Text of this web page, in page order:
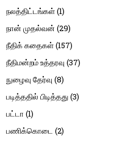
நலத்திட்டங்கள்(1)
நான் முதல்வன் (29)
நீதிக் கதைகள்(157)
நீதிமன்றம் உத்தரவு (37)
நுழைவு தேர்வு (8)
படித்ததில் பிடித்தது(3)
பட்டா (1)
பணிக்கொடை (2)